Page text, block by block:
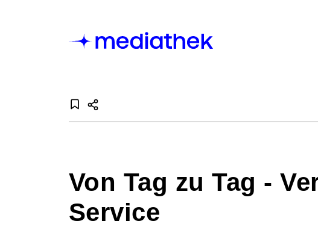
Von Tag zu Tag -
Service